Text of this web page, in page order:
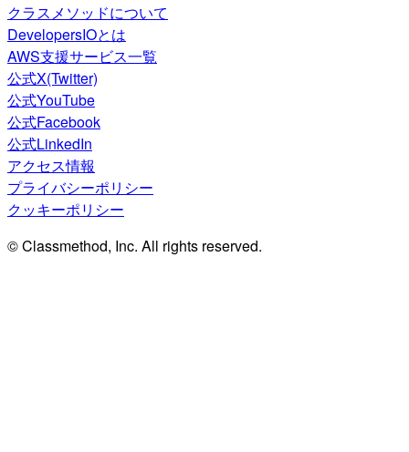
クラスメソッドについて
DevelopersIOとは
AWS支援サービス一覧
公式X(Twitter)
公式YouTube
公式Facebook
公式LinkedIn
アクセス情報
プライバシーポリシー
クッキーポリシー
© Classmethod, Inc. All rights reserved.